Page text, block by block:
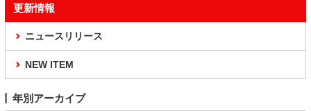
更新情報
ニュースリリース
NEW ITEM
年別アーカイブ